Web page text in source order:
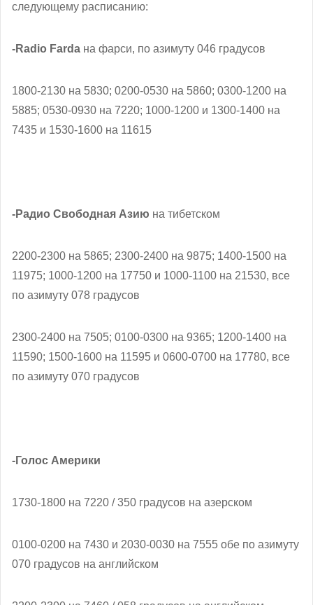
следующему расписанию:
-Radio Farda на фарси, по азимуту 046 градусов
1800-2130 на 5830; 0200-0530 на 5860; 0300-1200 на
5885; 0530-0930 на 7220; 1000-1200 и 1300-1400 на
7435 и 1530-1600 на 11615
-Радио Свободная Азию на тибетском
2200-2300 на 5865; 2300-2400 на 9875; 1400-1500 на
11975; 1000-1200 на 17750 и 1000-1100 на 21530, все
по азимуту 078 градусов
2300-2400 на 7505; 0100-0300 на 9365; 1200-1400 на
11590; 1500-1600 на 11595 и 0600-0700 на 17780, все
по азимуту 070 градусов
-Голос Америки
1730-1800 на 7220 / 350 градусов на азерском
0100-0200 на 7430 и 2030-0030 на 7555 обе по азимуту
070 градусов на английском